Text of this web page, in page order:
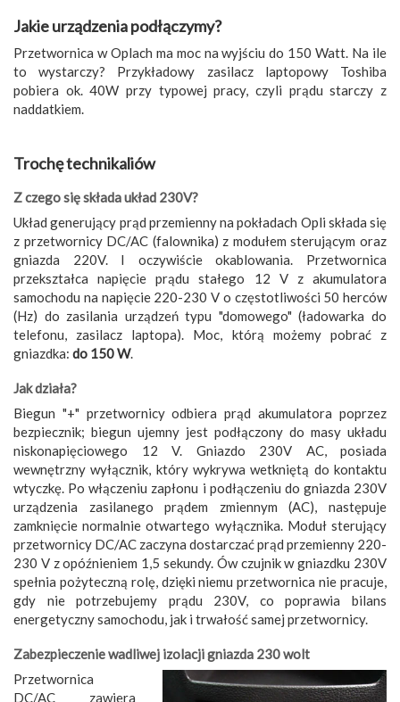
Jakie urządzenia podłączymy?
Przetwornica w Oplach ma moc na wyjściu do 150 Watt. Na ile
to wystarczy? Przykładowy zasilacz laptopowy Toshiba
pobiera ok. 40W przy typowej pracy, czyli prądu starczy z
naddatkiem.
Trochę technikaliów
Z czego się składa układ 230V?
Układ generujący prąd przemienny na pokładach Opli składa się
z przetwornicy DC/AC (falownika) z modułem sterującym oraz
gniazda 220V. I oczywiście okablowania. Przetwornica
przekształca napięcie prądu stałego 12 V z akumulatora
samochodu na napięcie 220-230 V o częstotliwości 50 herców
(Hz) do zasilania urządzeń typu "domowego" (ładowarka do
telefonu, zasilacz laptopa). Moc, którą możemy pobrać z
gniazdka: do 150 W.
Jak działa?
Biegun "+" przetwornicy odbiera prąd akumulatora poprzez
bezpiecznik; biegun ujemny jest podłączony do masy układu
niskonapięciowego 12 V. Gniazdo 230V AC, posiada
wewnętrzny wyłącznik, który wykrywa wetkniętą do kontaktu
wtyczkę. Po włączeniu zapłonu i podłączeniu do gniazda 230V
urządzenia zasilanego prądem zmiennym (AC), następuje
zamknięcie normalnie otwartego wyłącznika. Moduł sterujący
przetwornicy DC/AC zaczyna dostarczać prąd przemienny 220-
230 V z opóźnieniem 1,5 sekundy. Ów czujnik w gniazdku 230V
spełnia pożyteczną rolę, dzięki niemu przetwornica nie pracuje,
gdy nie potrzebujemy prądu 230V, co poprawia bilans
energetyczny samochodu, jak i trwałość samej przetwornicy.
Zabezpieczenie wadliwej izolacji gniazda 230 wolt
Przetwornica
DC/AC zawiera